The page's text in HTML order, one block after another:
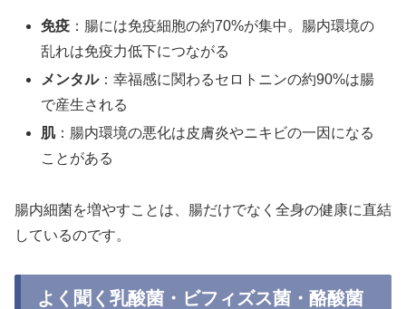
免疫 ：腸には免疫細胞の約70%が集中。腸内環境の
乱れは免疫力低下につながる
メンタル：幸福感に関わるセロトニンの約90%は腸
で産生される
肌：腸内環境の悪化は皮膚炎やニキビの一因になる
ことがある
腸内細菌を増やすことは、腸だけでなく全身の健康に直結
しているのです。
よく聞く乳酸菌・ビフィズス菌・酪酸菌